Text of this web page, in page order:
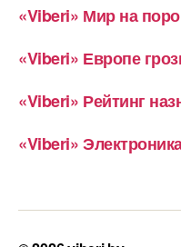
«Viberi» Мир на
«Viberi» Европе
«Viberi» Рейтинг
«Viberi»